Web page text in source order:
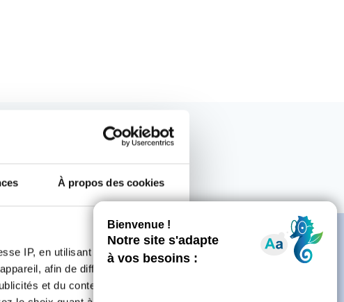
À propos des cookies
IP, en utilisant des
afin de diffuser des
et du contenu, ainsi que de